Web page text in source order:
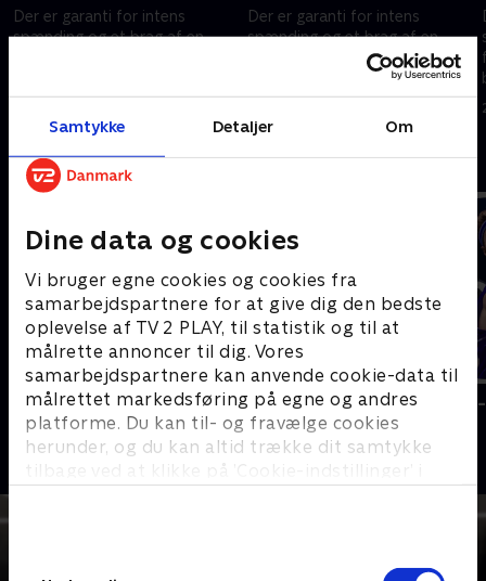
Samtykke Detaljer Om
Dine data og cookies
Vi bruger egne cookies og cookies fra
samarbejdspartnere for at give dig den bedste
oplevelse af TV 2 PLAY, til statistik og til at
målrette annoncer til dig. Vores
samarbejdspartnere kan anvende cookie-data til
målrettet markedsføring på egne og andres
platforme. Du kan til- og fravælge cookies
herunder, og du kan altid trække dit samtykke
tilbage ved at klikke på ’Cookie-indstillinger’ i
Der er garanti for intens
spænding og et brag af en
keglebillardspillere kæmper om
titlen ved årets Skomar Champ.
Der er garanti for intens
spænding og et brag af en
folkefest i Holbæk, når de
keglebillardspillere kæmper om
titlen ved årets Skomar Champ.
Andre så også
AftenParisNice
Cykling
Badminton
Badminton